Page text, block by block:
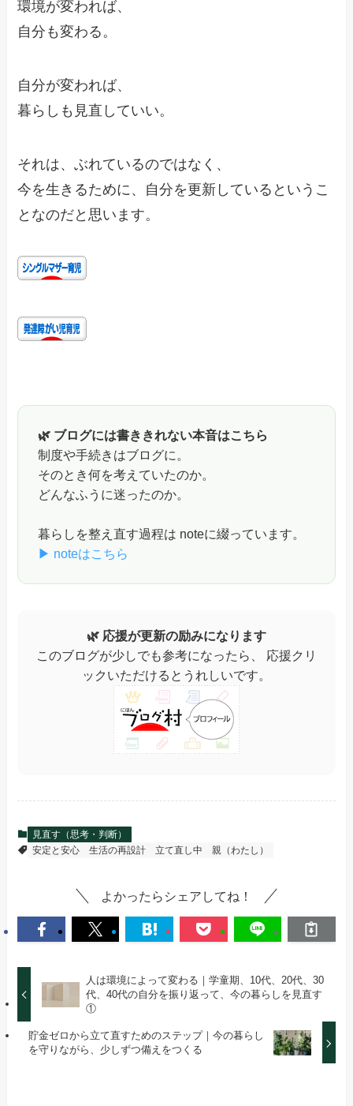
環境が変われば、
自分も変わる。
自分が変われば、
暮らしも見直していい。
それは、ぶれているのではなく、
今を生きるために、自分を更新しているというこ
となのだと思います。
🌿 ブログには書ききれない本音はこちら
制度や手続きはブログに。
そのとき何を考えていたのか。
どんなふうに迷ったのか。
暮らしを整え直す過程は noteに綴っています。
▶ noteはこちら
🌿 応援が更新の励みになります
このブログが少しでも参考になったら、 応援クリ
ックいただけるとうれしいです。
見直す（思考・判断）
安定と安心
生活の再設計 立て直し中 親（わたし）
よかったらシェアしてね！
人は環境によって変わる｜学童期、10代、20代、30
代、40代の自分を振り返って、今の暮らしを見直す
①
貯金ゼロから立て直すためのステップ｜今の暮らし
を守りながら、少しずつ備えをつくる